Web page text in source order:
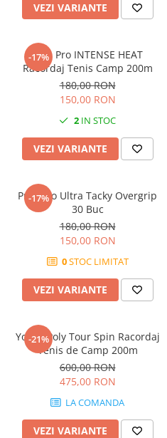
VEZI VARIANTE
-17%
Pros Pro INTENSE HEAT
Racordaj Tenis Camp 200m
180,00 RON
150,00 RON
2 IN STOC
VEZI VARIANTE
-17%
Pros Pro Ultra Tacky Overgrip
30 Buc
180,00 RON
150,00 RON
0STOC LIMITAT
VEZI VARIANTE
-21%
Yonex Poly Tour Spin Racordaj
Tenis de Camp 200m
600,00 RON
475,00 RON
LA COMANDA
VEZI VARIANTE